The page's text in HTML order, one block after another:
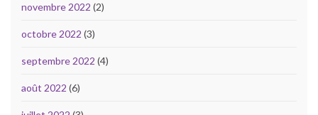
novembre 2022 (2)
octobre 2022 (3)
septembre 2022 (4)
août 2022 (6)